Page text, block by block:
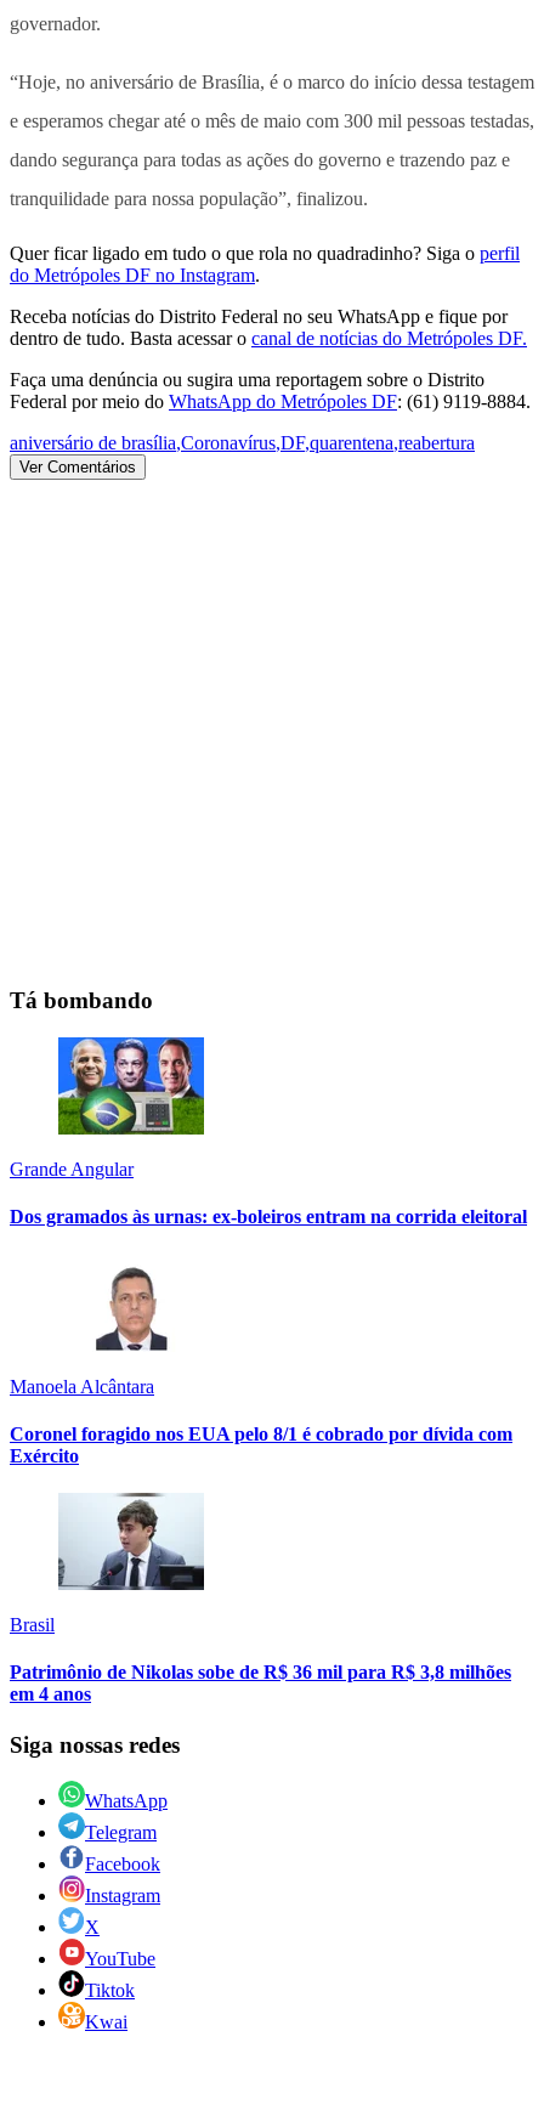
governador.
“Hoje, no aniversário de Brasília, é o marco do início dessa testagem
e esperamos chegar até o mês de maio com 300 mil pessoas testadas,
dando segurança para todas as ações do governo e trazendo paz e
tranquilidade para nossa população”, finalizou.
Quer ficar ligado em tudo o que rola no quadradinho? Siga o perfil
do Metrópoles DF no Instagram.
Receba notícias do Distrito Federal no seu WhatsApp e fique por
dentro de tudo. Basta acessar o canal de notícias do Metrópoles DF.
Faça uma denúncia ou sugira uma reportagem sobre o Distrito
Federal por meio do WhatsApp do Metrópoles DF: (61) 9119-8884.
aniversário de brasília,Coronavírus,DF,quarentena,reabertura
Ver Comentários
Tá bombando
Grande Angular
Dos gramados às urnas: ex-boleiros entram na corrida eleitoral
Manoela Alcântara
Coronel foragido nos EUA pelo 8/1 é cobrado por dívida com
Exército
Brasil
Patrimônio de Nikolas sobe de R$ 36 mil para R$ 3,8 milhões
em 4 anos
Siga nossas redes
WhatsApp
Telegram
Facebook
Instagram
X
YouTube
Tiktok
Kwai